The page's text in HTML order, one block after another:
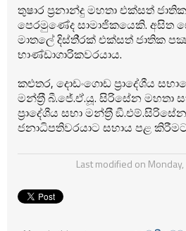
තුෂාර ප‍්‍රනාන්දු මහතා එක්සත්
පෙරමුණේද සාමාජිකයෙකි. අසිත
මාතලේ දිස්ති‍්‍රක් එක්සත් ජාතික
භාණ්ඩාගාරිකවරයාය.
කළුතර, දොඩංගොඩ ප‍්‍රාදේශීය
මන්ත‍්‍රී බී.ජේ.ඒ.යූ. සිරිසේන
ප‍්‍රාදේශීය සභා මන්ත‍්‍රී
ජනාධිපතිවරයාට සහාය පළ
Last modified on